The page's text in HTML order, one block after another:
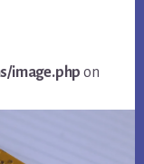
image.php on